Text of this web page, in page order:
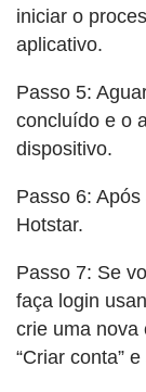
iniciar o
aplicativo.
Passo 5:
concluído e o
dispositivo.
Passo 6:
Hotstar.
Passo 7: Se
faça login
crie uma nova
“Criar conta”